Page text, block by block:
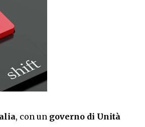
, con un governo di Unità